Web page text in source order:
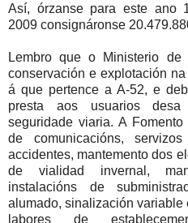
Así, órzanse para este ano
2009 consignáronse
Lembro que o Ministerio
conservación e explotación
á que pertence a A-52, e
presta aos usuarios desa
seguridade viaria. A
de comunicacións,
accidentes, mantemento dos
de vialidad invernal,
instalacións de
alumado, sinalización variable
labores de